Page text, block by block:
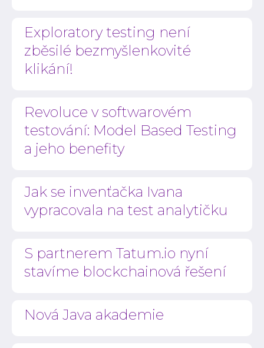
Exploratory testing není
zběsilé bezmyšlenkovité
klikání!
Revoluce v softwarovém
testování: Model Based Testing
a jeho benefity
Jak se invenťačka Ivana
vypracovala na test analytičku
S partnerem Tatum.io nyní
stavíme blockchainová řešení
Nová Java akademie